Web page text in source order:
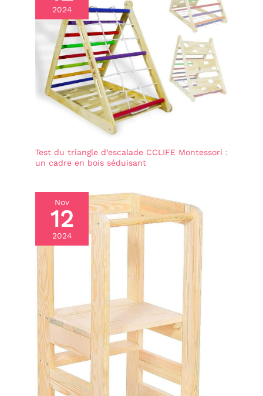
2024
Test du triangle d’escalade CCLIFE Montessori :
un cadre en bois séduisant
Nov
12
2024